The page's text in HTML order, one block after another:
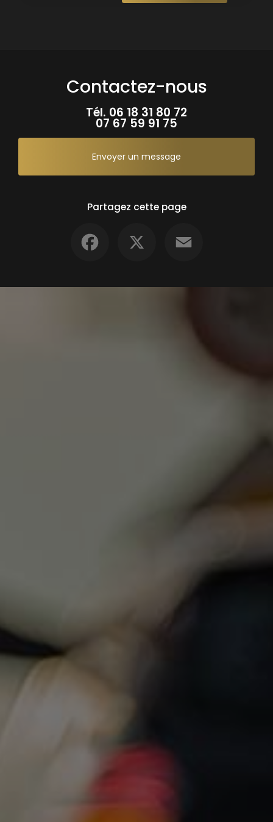
Contactez-nous
Tél. 06 18 31 80 72
07 67 59 91 75
Envoyer un message
Partagez cette page